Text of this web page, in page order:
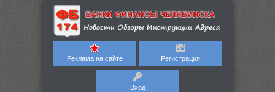
Реклама на сайте Регистрация
Вход